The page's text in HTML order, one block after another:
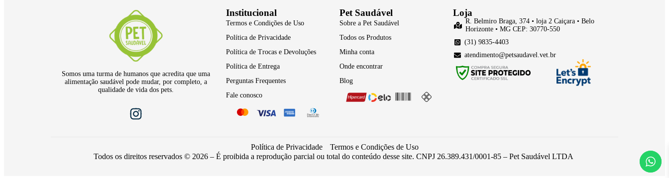
Somos uma turma de humanos que acredita que uma
alimentação saudável pode mudar, por completo, a
qualidade de vida dos pets.
Institucional
Termos e Condições de Uso
Política de Privacidade
Política de Trocas e Devoluções
Política de Entrega
Perguntas Frequentes
Fale conosco
Pet Saudável
Sobre a Pet Saudável
Todos os Produtos
Minha conta
Onde encontrar
Blog
Loja
R. Belmiro Braga, 374 • loja 2 Caiçara • Belo
Horizonte • MG CEP: 30770-550
(31) 9835-4403
atendimento@petsaudavel.vet.br
Política de Privacidade
Termos e Condições de Uso
Todos os direitos reservados © 2026 – É proibida a reprodução parcial ou total do conteúdo desse site. CNPJ 26.389.431/0001-85 – Pet Saudável LTDA